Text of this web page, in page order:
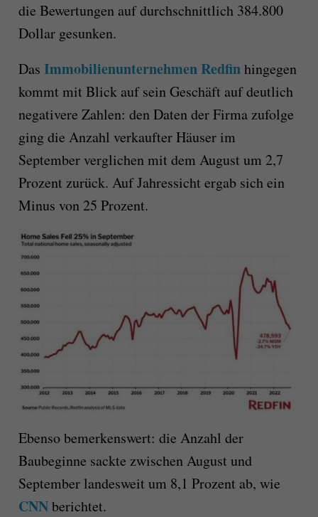
die Bewertungen auf durchschnittlich 384.800
Dollar gesunken.
Das Immobilienunternehmen Redfinhingegen
kommt mit Blick auf sein Geschäft auf deutlich
negativere Zahlen: den Daten der Firma zufolge
ging die Anzahl verkaufter Häuser im
September verglichen mit dem August um 2,7
Prozent zurück. Auf Jahressicht ergab sich ein
Minus von 25 Prozent.
Ebenso bemerkenswert: die Anzahl der
Baubeginne sackte zwischen August und
September landesweit um 8,1 Prozent ab, wie
CNNberichtet.